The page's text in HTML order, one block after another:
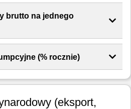
brutto na jednego
(% rocznie)
(eksport,